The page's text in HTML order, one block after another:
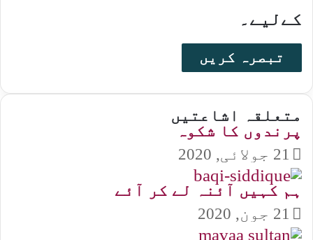
کےلیے۔
متعلقہ اشاعتیں
پرندوں کا شکوہ
21 جولائی, 2020
ہم کہیں آئنہ لے کر آئے
21 جون, 2020